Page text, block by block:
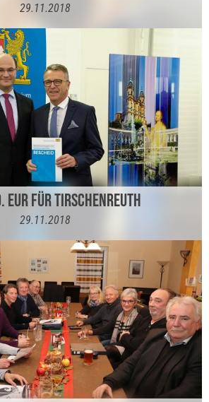
29.11.2018
EUR FÜR TIRSCHENREUTH
29.11.2018